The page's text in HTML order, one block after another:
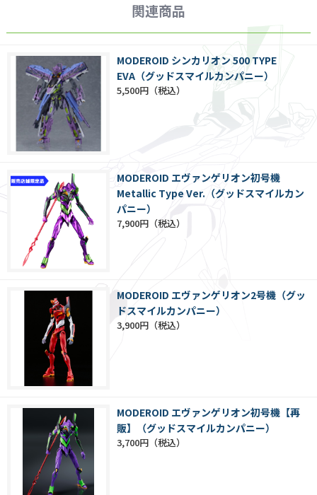
関連商品
MODEROID シンカリオン 500 TYPE
EVA（グッドスマイルカンパニー）
5,500円
MODEROID エヴァンゲリオン初号機
Metallic Type Ver.（グッドスマイルカン
パニー）
7,900円
MODEROID エヴァンゲリオン2号機（グッ
ドスマイルカンパニー）
3,900円
MODEROID エヴァンゲリオン初号機【再
販】（グッドスマイルカンパニー）
3,700円